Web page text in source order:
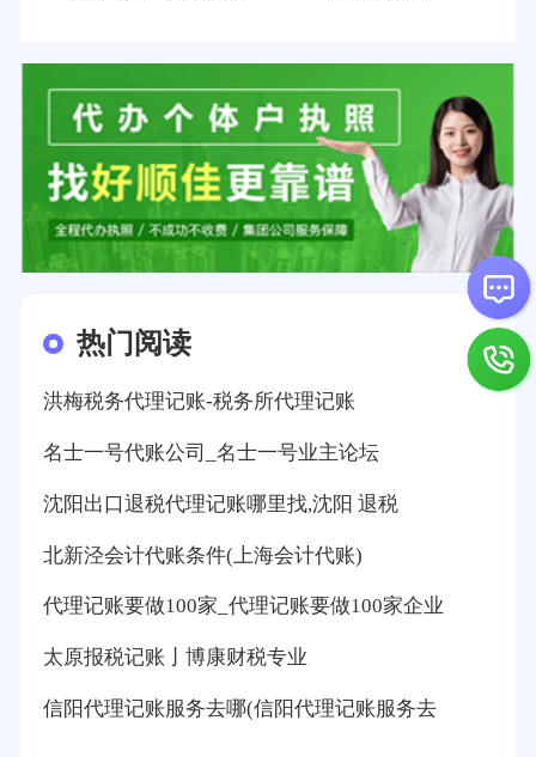
热门阅读
洪梅税务代理记账-税务所代理记账
名士一号代账公司_名士一号业主论坛
沈阳出口退税代理记账哪里找,沈阳 退税
北新泾会计代账条件(上海会计代账)
代理记账要做100家_代理记账要做100家企业
太原报税记账亅博康财税专业
信阳代理记账服务去哪(信阳代理记账服务去